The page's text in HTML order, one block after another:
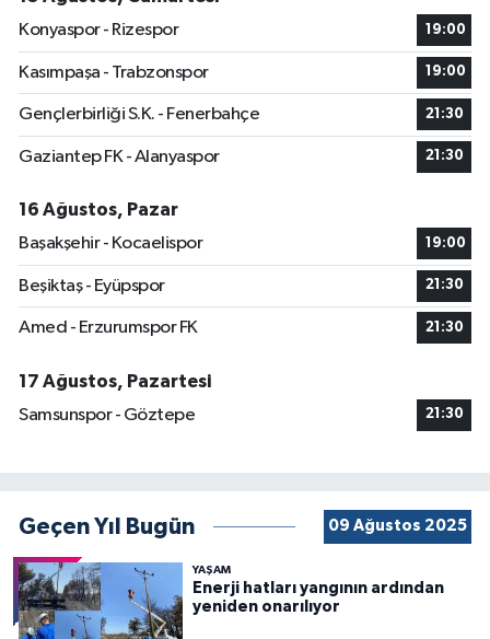
Konyaspor - Rizespor
19:00
Kasımpaşa - Trabzonspor 19:00
Gençlerbirliği S.K. - Fenerbahçe 21:30
Gaziantep FK - Alanyaspor 21:30
16 Ağustos, Pazar
Başakşehir - Kocaelispor
19:00
Beşiktaş - Eyüpspor 21:30
Amed - Erzurumspor FK 21:30
17 Ağustos, Pazartesi
Samsunspor - Göztepe
21:30
Geçen Yıl Bugün 09 Ağustos 2025
YAŞAM
Enerji hatları yangının ardından
yeniden onarılıyor